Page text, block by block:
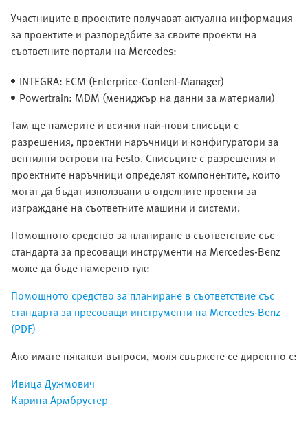
Участниците в проектите получават актуална информация
за проектите и разпоредбите за своите проекти на
съответните портали на Mercedes:
INTEGRA: ECM (Enterprice-Content-Manager)
Powertrain: MDM (мениджър на данни за материали)
Там ще намерите и всички най-нови списъци с
разрешения, проектни наръчници и конфигуратори за
вентилни острови на Festo. Списъците с разрешения и
проектните наръчници определят компонентите, които
могат да бъдат използвани в отделните проекти за
изграждане на съответните машини и системи.
Помощното средство за планиране в съответствие със
стандарта за пресоващи инструменти на Mercedes-Benz
може да бъде намерено тук:
Помощното средство за планиране в съответствие със
стандарта за пресоващи инструменти на Mercedes-Benz
(PDF)
Ако имате някакви въпроси, моля свържете се директно с:
Ивица Дужмович
Карина Армбрустер